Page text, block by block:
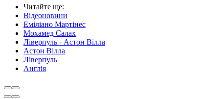
Читайте ще:
Відеоновини
Еміліано Мартінес
Мохамед Салах
Ліверпуль - Астон Вілла
Астон Вілла
Ліверпуль
Англія